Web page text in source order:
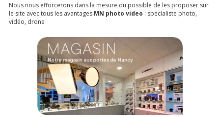
Nous nous efforcerons dans la mesure du possible de les proposer sur
le site avec tous les avantages MN photo video : spécialiste photo,
vidéo, drone